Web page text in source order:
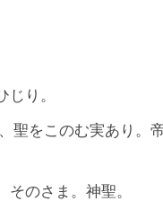
り。
をこのむ実あり
のさま。神聖。